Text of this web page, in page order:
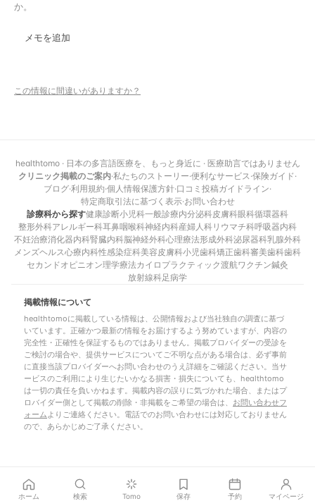
か。
メモを追加
この情報に間違いがありますか？
healthtomo · 日本の多言語医療を、もっと身近に · 医療助言ではありません
クリニック掲載のご案内·私たちのストーリー·便利なサービス·保険ガイド·
ブログ·利用規約·個人情報保護方針·口コミ投稿ガイドライン·
特定商取引法に基づく表示·お問い合わせ
診療科から探す健康診断小児科一般診療内分泌科皮膚科眼科循環器科
整形外科アレルギー科耳鼻咽喉科神経内科産婦人科 リウマチ科呼吸器内科
不妊治療消化器内科腎臓内科脳神経外科心理療法形成外科泌尿器科乳腺外科
メンズヘルス心療内科性感染症科美容皮膚科小児歯科矯正歯科審美歯科歯科
セカンドオピニオン理学療法カイロプラクティック渡航ワクチン鍼灸
放射線科足病学
掲載情報について
healthtomoに掲載している情報は、公開情報および当社独自の調査に基づ
いています。正確かつ最新の情報をお届けするよう努めていますが、内容の
完全性・正確性を保証するものではありません。掲載プロバイダーの受診を
ご検討の場合や、提供サービスについてご不明な点がある場合は、必ず事前
に直接当該プロバイダーへお問い合わせのうえ詳細をご確認ください。当サ
ービスのご利用により生じたいかなる損害・損失についても、healthtomo
は一切の責任を負いかねます。掲載内容の誤りに気づかれた場合、またはプ
ロバイダー側として掲載の削除・非掲載をご希望の場合は、 お問い合わせフ
ォームよりご連絡ください。電話でのお問い合わせには対応しておりません
ので、あらかじめご了承ください。
ホーム 検索 Tomo 保存 予約 マイページ